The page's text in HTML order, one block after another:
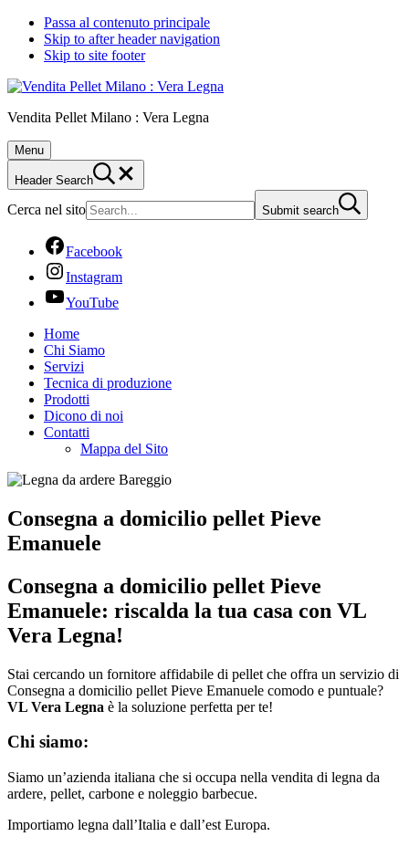
Passa al contenuto principale
Skip to after header navigation
Skip to site footer
Vendita Pellet Milano : Vera Legna
Menu
Header Search
Cerca nel sito Submit search
Facebook
Instagram
YouTube
Home
Chi Siamo
Servizi
Tecnica di produzione
Prodotti
Dicono di noi
Contatti
Mappa del Sito
Consegna a domicilio pellet Pieve
Emanuele
Consegna a domicilio pellet Pieve
Emanuele: riscalda la tua casa con VL
Vera Legna!
Stai cercando un fornitore affidabile di pellet che offra un servizio di
Consegna a domicilio pellet Pieve Emanuele comodo e puntuale?
VL Vera Legna è la soluzione perfetta per te!
Chi siamo:
Siamo un’azienda italiana che si occupa nella vendita di legna da
ardere, pellet, carbone e noleggio barbecue.
Importiamo legna dall’Italia e dall’est Europa.